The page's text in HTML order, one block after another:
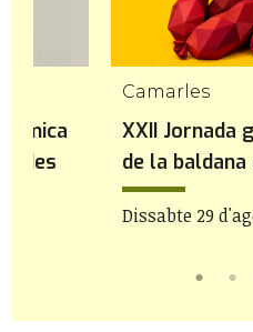
Camarles
XXII Jornada
de la
Dissabte 29